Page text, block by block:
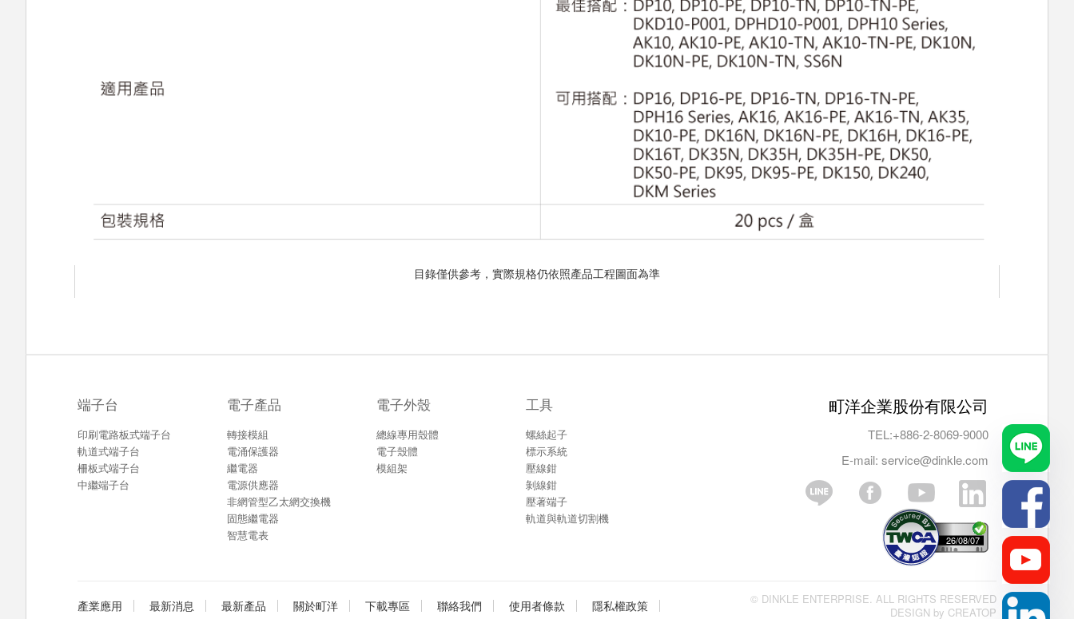
目錄僅供參考，實際規格仍依照產品工程圖面為準
端子台
印刷電路板式端子台
軌道式端子台
柵板式端子台
中繼端子台
電子產品
轉接模組
電涌保護器
繼電器
電源供應器
非網管型乙太網交換機
固態繼電器
智慧電表
電子外殼
總線專用殼體
電子殼體
模組架
工具
螺絲起子
標示系統
壓線鉗
剝線鉗
壓著端子
軌道與軌道切割機
町洋企業股份有限公司
TEL:+886-2-8069-9000
E-mail:service@dinkle.com
26/08/07
產業應用 最新消息 最新產品 關於町洋 下載專區 聯絡我們 使用者條款 隱私權政策
© DINKLE ENTERPRISE. ALL RIGHTS RESERVED
DESIGN by CREATOP